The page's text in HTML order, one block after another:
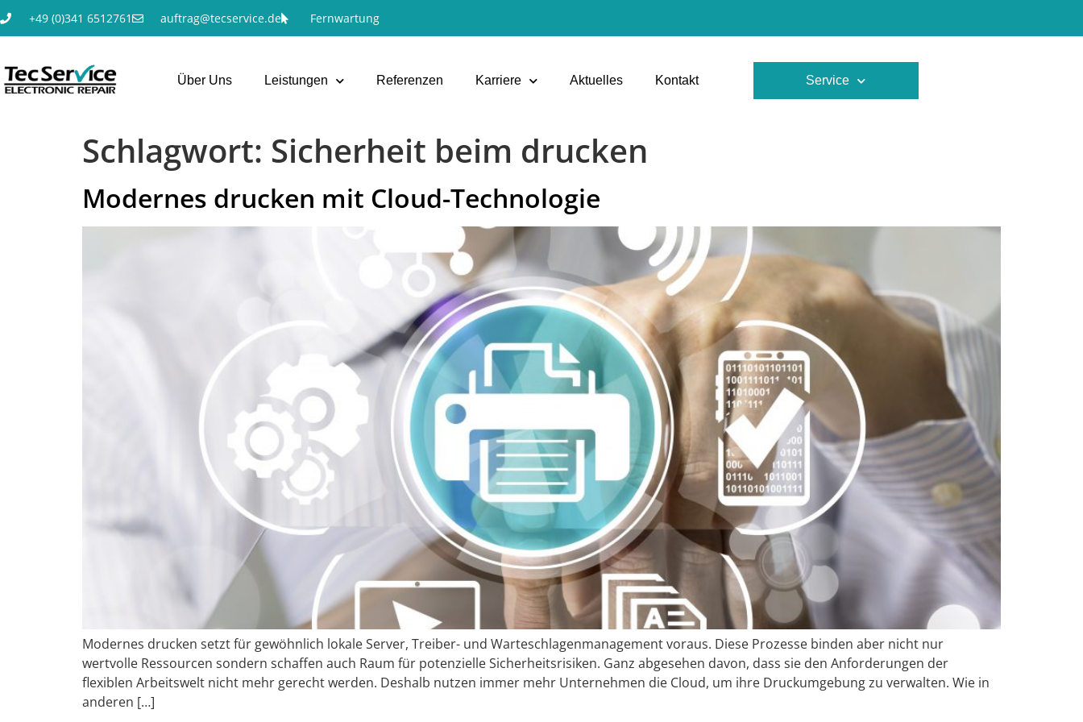
+49 (0)341 6512761 auftrag@tecservice.de Fernwartung
Über Uns Leistungen Referenzen Karriere Aktuelles Kontakt Service
Schlagwort: Sicherheit beim drucken
Modernes drucken mit Cloud-Technologie
Modernes drucken setzt für gewöhnlich lokale Server, Treiber- und Warteschlagenmanagement voraus. Diese Prozesse binden aber nicht nur
wertvolle Ressourcen sondern schaffen auch Raum für potenzielle Sicherheitsrisiken. Ganz abgesehen davon, dass sie den Anforderungen der
flexiblen Arbeitswelt nicht mehr gerecht werden. Deshalb nutzen immer mehr Unternehmen die Cloud, um ihre Druckumgebung zu verwalten. Wie in
anderen […]